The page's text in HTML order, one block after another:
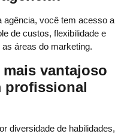
agência, você tem acesso a
de custos, flexibilidade e
áreas do marketing.
vantajoso
profissional
diversidade de habilidades,